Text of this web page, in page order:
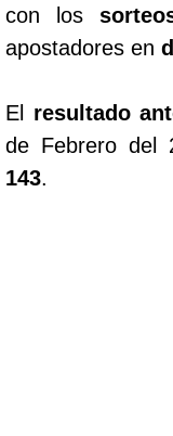
con los
apostadores en
El resultado
de Febrero
143.